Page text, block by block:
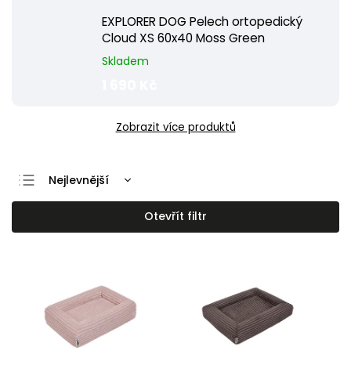
EXPLORER DOG Pelech ortopedický
Cloud XS 60x40 Moss Green
Skladem
Zobrazit více produktů
Nejlevnější
Nejdražší
Nejprodávanější
Otevřít filtr